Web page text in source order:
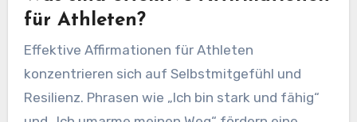
positive Affirmationen können sie eine